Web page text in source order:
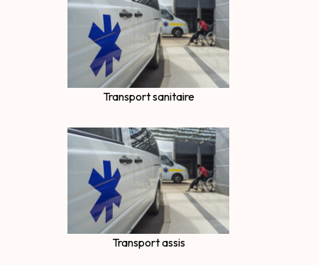
Transport sanitaire
Transport assis